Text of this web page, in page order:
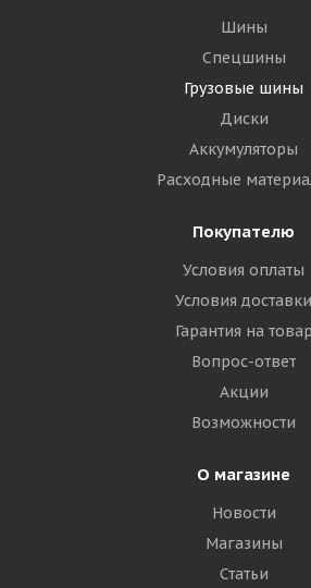
Шины
Спецшины
Грузовые шины
Диски
Аккумуляторы
Расходные
Покупателю
Условия оплаты
Условия доставки
Гарантия на товар
Вопрос-ответ
Акции
Возможности
О магазине
Новости
Магазины
Статьи